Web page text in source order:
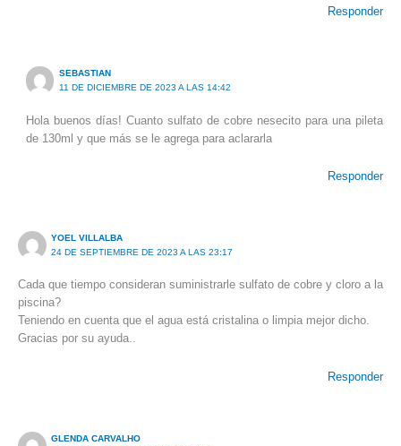
Responder
SEBASTIAN
11 DE DICIEMBRE DE 2023 A LAS 14:42
Hola buenos días! Cuanto sulfato de cobre nesecito para una pileta
de 130ml y que más se le agrega para aclararla
Responder
YOEL VILLALBA
24 DE SEPTIEMBRE DE 2023 A LAS 23:17
Cada que tiempo consideran suministrarle sulfato de cobre y cloro a la
piscina?
Teniendo en cuenta que el agua está cristalina o limpia mejor dicho.
Gracias por su ayuda..
Responder
GLENDA CARVALHO